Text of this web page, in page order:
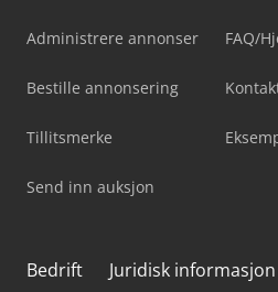
Administrere annonser
Bestille annonsering
Tillitsmerke
Send inn auksjon
FAQ/
Bedrift Juridisk informasjon